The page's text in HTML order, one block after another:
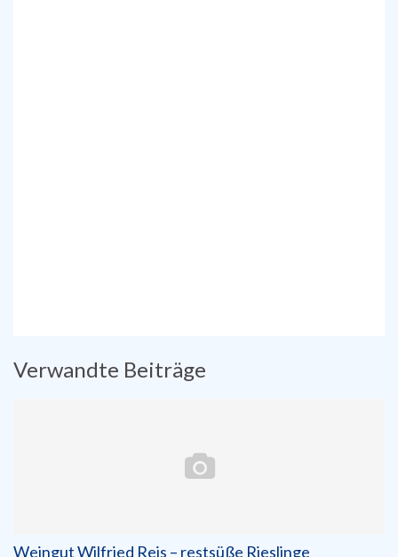
Verwandte Beiträge
Weingut Wilfried Reis – restsüße Rieslinge